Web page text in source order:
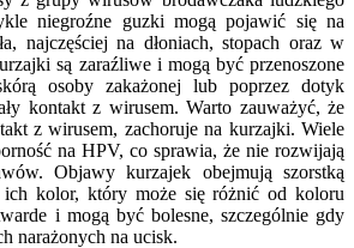
niegroźne guzki mogą pojawić się na
najczęściej na dłoniach, stopach oraz w
są zaraźliwe i mogą być przenoszone
osoby zakażonej lub poprzez dotyk
kontakt z wirusem. Warto zauważyć, że
z wirusem, zachoruje na kurzajki. Wiele
na HPV, co sprawia, że nie rozwijają
Objawy kurzajek obejmują szorstką
ich kolor, który może się różnić od koloru
i mogą być bolesne, szczególnie gdy
narażonych na ucisk.